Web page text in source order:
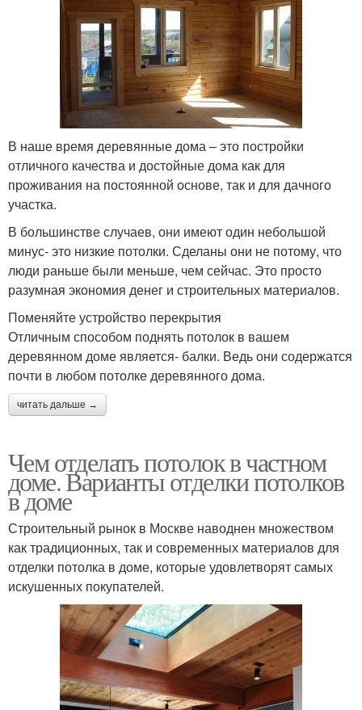
В наше время деревянные дома – это постройки
отличного качества и достойные дома как для
проживания на постоянной основе, так и для дачного
участка.
В большинстве случаев, они имеют один небольшой
минус- это низкие потолки. Сделаны они не потому, что
люди раньше были меньше, чем сейчас. Это просто
разумная экономия денег и строительных материалов.
Поменяйте устройство перекрытия
Отличным способом поднять потолок в вашем
деревянном доме является- балки. Ведь они содержатся
почти в любом потолке деревянного дома.
читать дальше →
Чем отделать потолок в частном
доме. Варианты отделки потолков
в доме
Строительный рынок в Москве наводнен множеством
как традиционных, так и современных материалов для
отделки потолка в доме, которые удовлетворят самых
искушенных покупателей.